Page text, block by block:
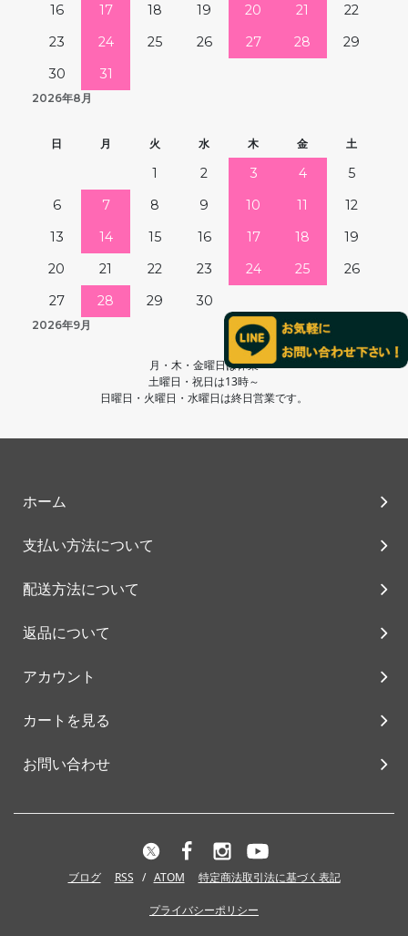
2026年8月
16
17 18 19 20 21
22
23
24 25 26 27 28
29
30
31
2026年9月
日 月 火 水 木 金 土
1 2 3 4
5
6
7 8 9 10 11
12
13
14 15 16 17 18
19
20
21 22 23 24 25
26
27
28 29 30
月・木・金曜日は休業
土曜日・祝日は13時～
日曜日・火曜日・水曜日は終日営業です。
ホーム
支払い方法について
配送方法について
返品について
アカウント
カートを見る
お問い合わせ
ブログ RSS / ATOM 特定商法取引法に基づく表記
プライバシーポリシー